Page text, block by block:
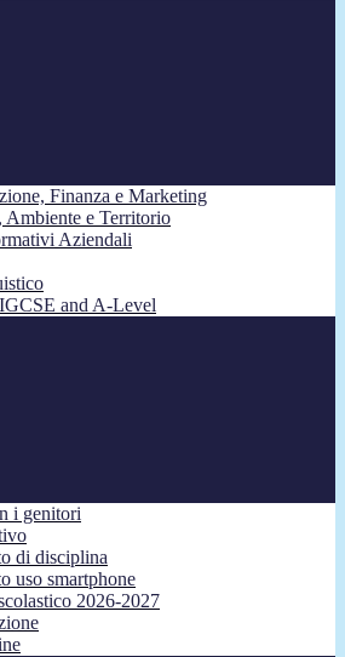
Finanza e Marketing
Ambiente e Territorio
Aziendali
and A-Level
i genitori
di disciplina
uso smartphone
2026-2027